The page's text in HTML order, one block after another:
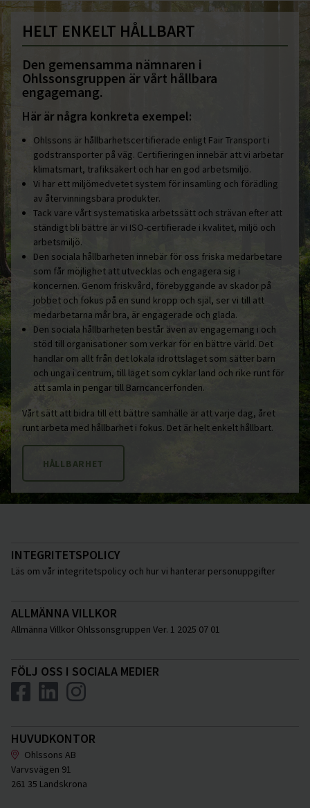
HELT ENKELT HÅLLBART
Den gemensamma nämnaren i
Ohlssonsgruppen är vårt hållbara
engagemang.
Här är några konkreta exempel:
Ohlssons är hållbarhetscertifierade enligt Fair Transport i
godstransporter på väg. Certifieringen innebär att vi arbetar
klimatsmart, trafiksäkert och har en god arbetsmiljö.
Vi har ett miljömedvetet system för insamling och förädling
av återvinningsbara produkter.
Tack vare vårt systematiska arbetssätt och strävan efter att
ständigt bli bättre är vi ISO-certifierade i kvalitet, miljö och
arbetsmiljö.
Den sociala hållbarheten innebär för oss friska medarbetare
som får möjlighet att utvecklas och engagera sig i
koncernen. Genom friskvård, förebyggande av skador på
jobbet och fokus på en sund kropp och själ, ser vi till att
medarbetarna mår bra, är engagerade och glada.
Den sociala hållbarheten består även av engagemang i och
stöd till organisationer som verkar för en bättre värld. Det
handlar om allt från det lokala idrottslaget som sätter barn
och unga i centrum, till laget som cyklar land och rike runt för
att samla in pengar till Barncancerfonden.
Vårt sätt att bidra till ett bättre samhälle är att varje dag, året
runt arbeta med hållbarhet i fokus. Det är helt enkelt hållbart.
HÅLLBARHET
INTEGRITETSPOLICY
Läs om vår integritetspolicy och hur vi hanterar personuppgifter
ALLMÄNNA VILLKOR
Allmänna Villkor Ohlssonsgruppen Ver. 1 2025 07 01
FÖLJ OSS I SOCIALA MEDIER
HUVUDKONTOR
Ohlssons AB
Varvsvägen 91
261 35 Landskrona